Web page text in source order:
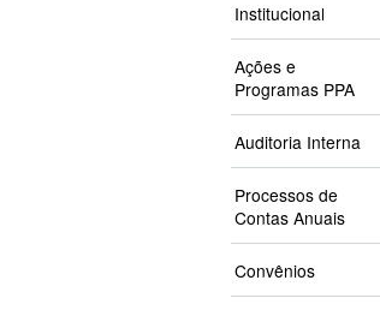
Institucional
Ações e
Programas PPA
Auditoria Interna
Processos de
Contas Anuais
Convênios